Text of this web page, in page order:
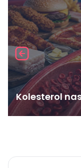
Kolesterol